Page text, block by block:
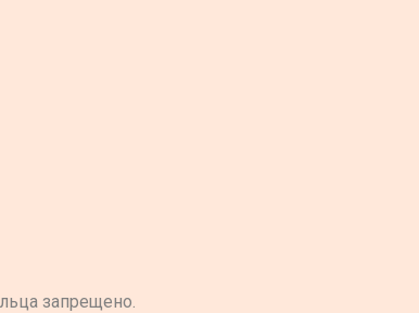
запрещено.